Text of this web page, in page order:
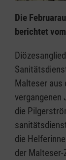
Die
berichtet
Malteser aus
vergangenen
die
die
der